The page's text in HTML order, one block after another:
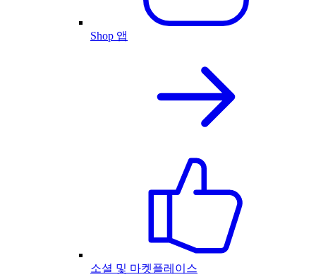
Shop 앱
소셜 및 마켓플레이스